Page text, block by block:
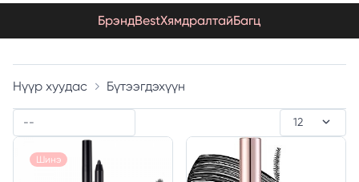
БрэндBestХямдралтайБагц
Нүүр хуудас Бүтээгдэхүүн
Шинэ